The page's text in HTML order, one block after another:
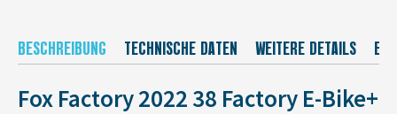
BESCHREIBUNG TECHNISCHE DATEN WEITERE DETAILS
Fox Factory 2022 38 Factory E-Bike+